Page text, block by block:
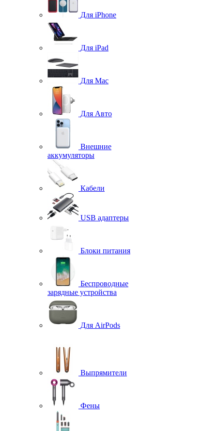
Для iPhone
Для iPad
Для Mac
Для Авто
Внешние
аккумуляторы
Кабели
USB адаптеры
Блоки питания
Беспроводные
зарядные устройства
Для AirPods
Выпрямители
Фены